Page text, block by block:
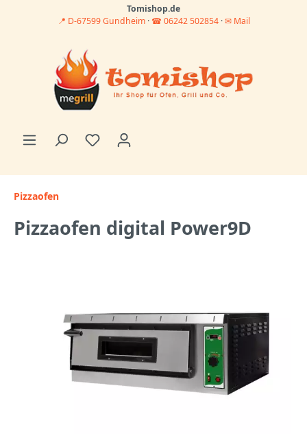
Tomishop.de
📍 D-67599 Gundheim · ☎ 06242 502854·✉ Mail
Pizzaofen
Pizzaofen digital Power9D